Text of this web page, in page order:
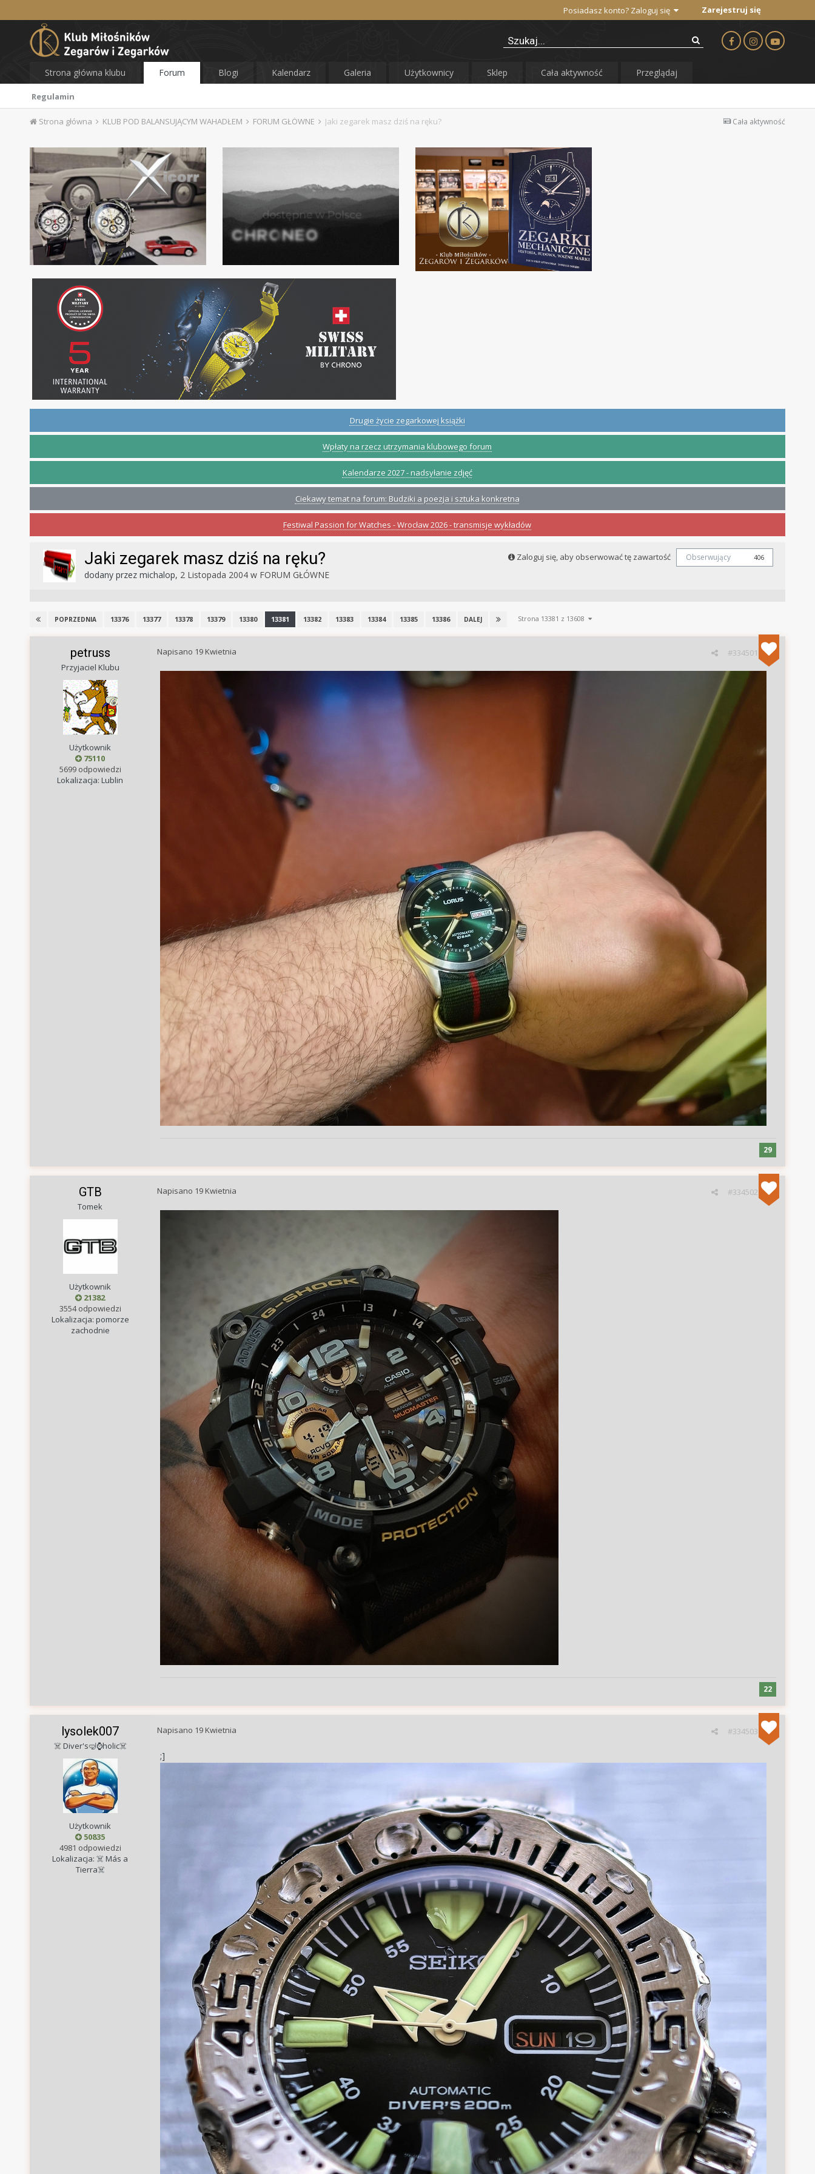
Posiadasz konto? Zaloguj się Zarejestruj się
Strona główna klubu Forum
Regulamin
Blogi Kalendarz Galeria Użytkownicy Sklep Cała aktywność Przeglądaj
Cała aktywność
Strona główna KLUB POD BALANSUJĄCYM WAHADŁEM FORUM GŁÓWNE Jaki zegarek masz dziś na ręku?
Drugie życie zegarkowej książki
Wpłaty na rzecz utrzymania klubowego forum
Kalendarze 2027 - nadsyłanie zdjęć
Ciekawy temat na forum: Budziki a poezja i sztuka konkretna
Festiwal Passion for Watches - Wrocław 2026 - transmisje wykładów
Zaloguj się, aby obserwować tę zawartość Obserwujący 406
Jaki zegarek masz dziś na ręku?
dodany przez michalop, 2 Listopada 2004w FORUM GŁÓWNE
POPRZEDNIA 13376 13377 13378 13379 13380 13381 13382 13383 13384 13385 13386 DALEJ Strona 13381 z 13608
petruss
Przyjaciel Klubu
Użytkownik
75110
5699 odpowiedzi
Lokalizacja: Lublin
#334501
Napisano 19 Kwietnia
29
GTB
Tomek
Użytkownik
21382
3554 odpowiedzi
Lokalizacja: pomorze
zachodnie
#334502
Napisano 19 Kwietnia
22
lysolek007
☠️ Diver's🤿⌚holic☠️
Użytkownik
50835
4981 odpowiedzi
Lokalizacja: ☠️ Más a
Tierra☠️
#334503
Napisano 19 Kwietnia
;]